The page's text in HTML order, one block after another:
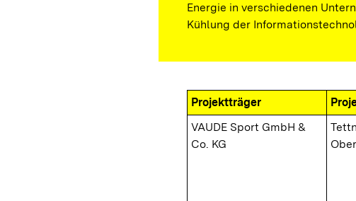
Energie in verschiedenen
Kühlung der
Projektträger
VAUDE Sport GmbH &
Co. KG